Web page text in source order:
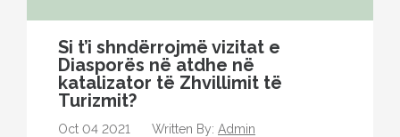
Si t’i shndërrojmë vizitat e
Diasporës ​​në atdhe në
katalizator të Zhvillimit të
Turizmit?
Oct 04 2021 Written By: Admin